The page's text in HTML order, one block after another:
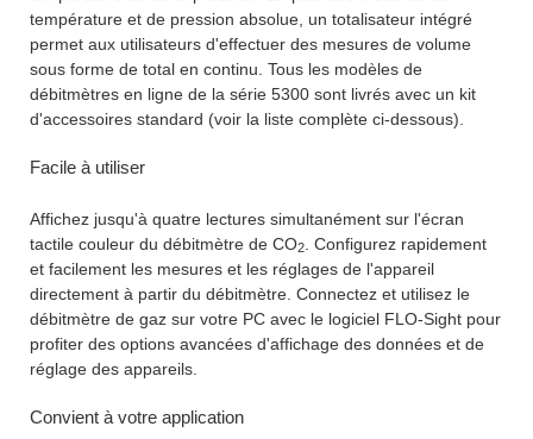
température et de pression absolue, un totalisateur intégré
permet aux utilisateurs d'effectuer des mesures de volume
sous forme de total en continu. Tous les modèles de
débitmètres en ligne de la série 5300 sont livrés avec un kit
d'accessoires standard (voir la liste complète ci-dessous).
Facile à utiliser
Affichez jusqu'à quatre lectures simultanément sur l'écran
tactile couleur du débitmètre de CO2
. Configurez rapidement
et facilement les mesures et les réglages de l'appareil
directement à partir du débitmètre. Connectez et utilisez le
débitmètre de gaz sur votre PC avec le logiciel FLO-Sight pour
profiter des options avancées d'affichage des données et de
réglage des appareils.
Convient à votre application